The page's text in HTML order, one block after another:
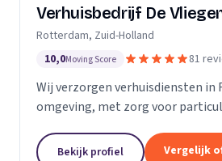
Verhuisbedrijf De
Rotterdam, Zuid-Holland
10,0Moving Score 81
Wij verzorgen verhuisdiensten in
omgeving, met zorg voor
Bekijk profiel Vergelijk